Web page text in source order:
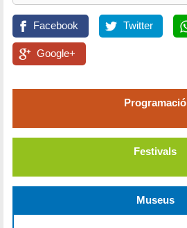
Facebook Twitter
Google+
Programació
Festivals
Museus